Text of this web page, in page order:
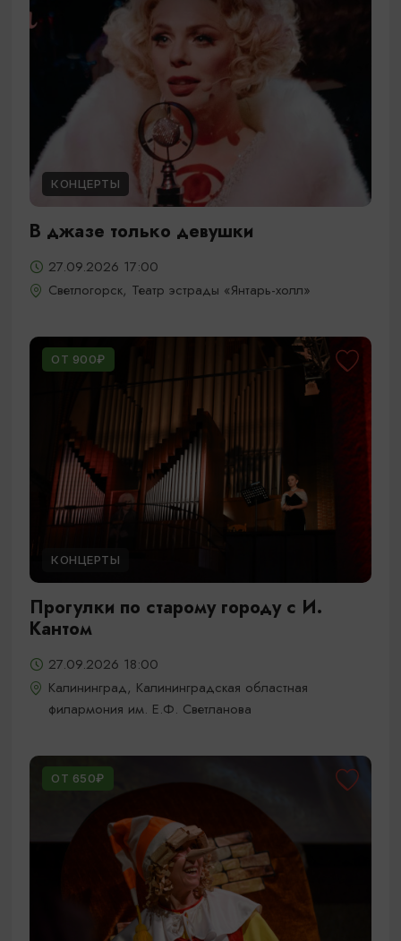
КОНЦЕРТЫ
В джазе только девушки
27.09.2026 17:00
Светлогорск, Театр эстрады «Янтарь-холл»
ОТ 900₽
КОНЦЕРТЫ
Прогулки по старому городу с И.
Кантом
27.09.2026 18:00
Калининград, Калининградская областная
филармония им. Е.Ф. Светланова
ОТ 650₽